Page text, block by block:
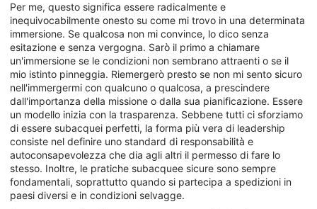
Per me, questo significa essere radicalmente e
inequivocabilmente onesto su come mi trovo in una determinata
immersione. Se qualcosa non mi convince, lo dico senza
esitazione e senza vergogna. Sarò il primo a chiamare
un'immersione se le condizioni non sembrano attraenti o se il
mio istinto pinneggia. Riemergerò presto se non mi sento sicuro
nell'immergermi con qualcuno o qualcosa, a prescindere
dall'importanza della missione o dalla sua pianificazione. Essere
un modello inizia con la trasparenza. Sebbene tutti ci sforziamo
di essere subacquei perfetti, la forma più vera di leadership
consiste nel definire uno standard di responsabilità e
autoconsapevolezza che dia agli altri il permesso di fare lo
stesso. Inoltre, le pratiche subacquee sicure sono sempre
fondamentali, soprattutto quando si partecipa a spedizioni in
paesi diversi e in condizioni selvagge.